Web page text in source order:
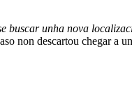
buscar unha nova
non descartou chegar a